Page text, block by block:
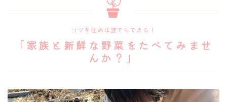
コツを掴めば誰でもできる！
「家族と新鮮な野菜をたべてみませ
んか？」